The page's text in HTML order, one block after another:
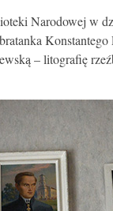
Narodowej w
– litografię